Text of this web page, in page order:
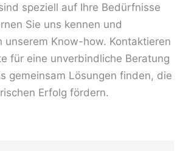
speziell auf Ihre Bedürfnisse
Sie uns kennen und
unserem Know-how. Kontaktieren
für eine unverbindliche Beratung
gemeinsam Lösungen finden, die
Erfolg fördern.